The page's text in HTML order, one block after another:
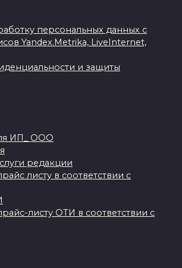
персональных данных с
Yandex.Metrika, LiveInternet,
и защиты
ИП_ ООО
редакции
листу в соответствии с
листу ОТИ в соответствии с